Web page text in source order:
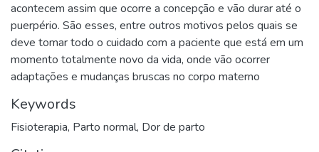
acontecem assim que ocorre a concepção e vão durar até o
puerpério. São esses, entre outros motivos pelos quais se
deve tomar todo o cuidado com a paciente que está em um
momento totalmente novo da vida, onde vão ocorrer
adaptações e mudanças bruscas no corpo materno
Keywords
Fisioterapia, Parto normal, Dor de parto